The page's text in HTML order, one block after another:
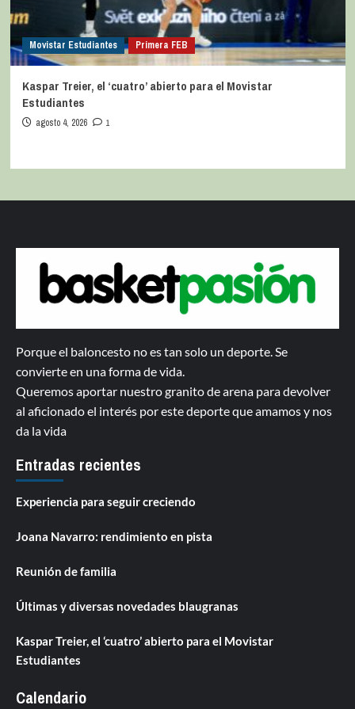
Movistar Estudiantes Primera FEB
Kaspar Treier, el ‘cuatro’ abierto para el Movistar
Estudiantes
agosto 4, 2026 1
Porque el baloncesto no es tan solo un deporte. Se
convierte en una forma de vida.
Queremos aportar nuestro granito de arena para devolver
al aficionado el interés por este deporte que amamos y nos
da la vida
Entradas recientes
Experiencia para seguir creciendo
Joana Navarro: rendimiento en pista
Reunión de familia
Últimas y diversas novedades blaugranas
Kaspar Treier, el ‘cuatro’ abierto para el Movistar
Estudiantes
Calendario